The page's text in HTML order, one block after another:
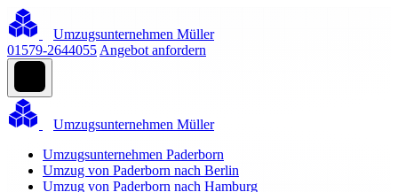
Umzugsunternehmen Müller
01579-2644055 Angebot anfordern
Umzugsunternehmen Müller
Umzugsunternehmen Paderborn
Umzug von Paderborn nach Berlin
Umzug von Paderborn nach Hamburg